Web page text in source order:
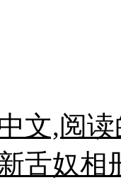
文,阅
舌奴相